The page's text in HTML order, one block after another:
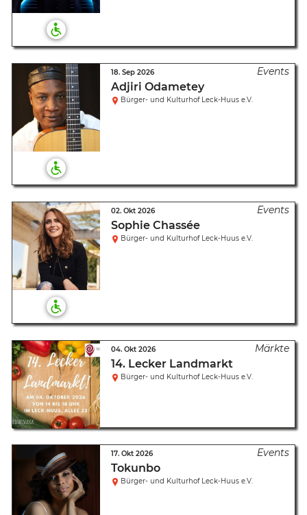
Adjiri Odametey
18. Sep 2026
Bürger- und Kulturhof Leck-Huus e.V.
Sophie Chassée
02. Okt 2026
Bürger- und Kulturhof Leck-Huus e.V.
14. Lecker Landmarkt
04. Okt 2026
Bürger- und Kulturhof Leck-Huus e.V.
Tokunbo
17. Okt 2026
Bürger- und Kulturhof Leck-Huus e.V.